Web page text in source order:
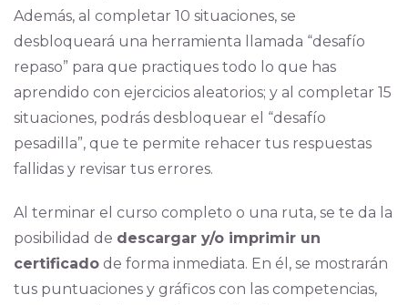
Además, al completar 10 situaciones, se
desbloqueará una herramienta llamada “desafío
repaso” para que practiques todo lo que has
aprendido con ejercicios aleatorios; y al completar 15
situaciones, podrás desbloquear el “desafío
pesadilla”, que te permite rehacer tus respuestas
fallidas y revisar tus errores.
Al terminar el curso completo o una ruta, se te da la
posibilidad de descargar y/o imprimir un
certificado de forma inmediata. En él, se mostrarán
tus puntuaciones y gráficos con las competencias,